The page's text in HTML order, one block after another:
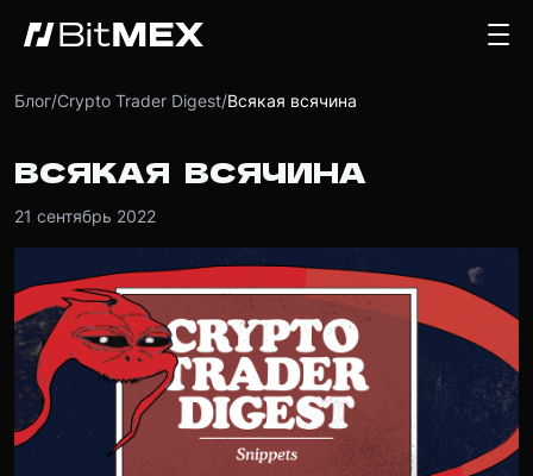
Блог/Crypto Trader Digest/Всякая всячина
ВСЯКАЯ ВСЯЧИНА
21 сентябрь 2022